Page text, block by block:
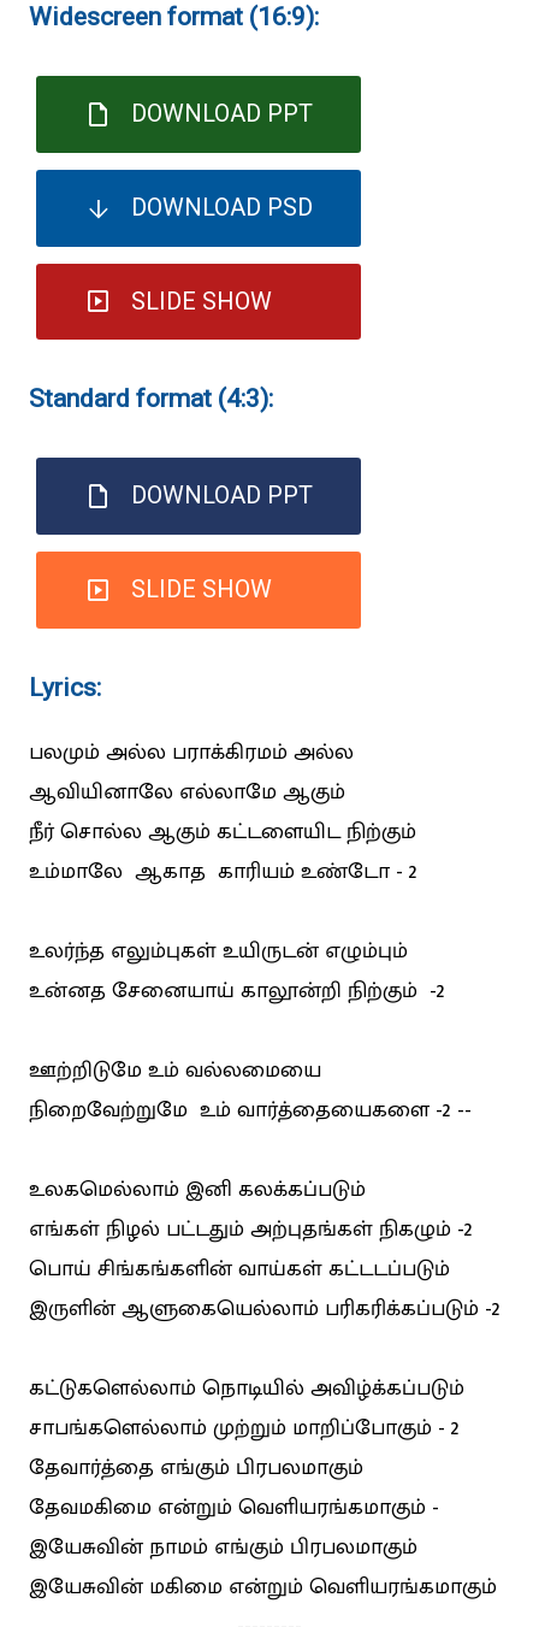
Widescreen format (16:9):
DOWNLOAD PPT
DOWNLOAD PSD
SLIDE SHOW
Standard format (4:3):
DOWNLOAD PPT
SLIDE SHOW
Lyrics:
பலமும் அல்ல‌ பராக்கிரமம் அல்ல
ஆவியினாலே எல்லாமே ஆகும்
நீர் சொல்ல ஆகும் கட்டளையிட நிற்கும்
உம்மாலே ஆகாத காரியம் உண்டோ - 2
உலர்ந்த எலும்புகள் உயிருடன் எழும்பும்
உன்னத சேனையாய் காலூன்றி நிற்கும் -2
ஊற்றிடுமே உம் வல்லமையை
நிறைவேற்றுமே உம்‌ வார்த்தையைகளை -2 --
உலகமெல்லாம் இனி கலக்கப்படும்
எங்கள் நிழல் பட்டதும் அற்புதங்கள் நிகழும் -2
பொய் சிங்கங்களின் வாய்கள் கட்டடப்படும்
இருளின் ஆளுகையெல்லாம் பரிகரிக்கப்படும் -2
கட்டுகளெல்லாம் நொடியில் அவிழ்க்கப்படும்
சாபங்களெல்லாம் முற்றும் மாறிப்போகும் - 2
தேவார்த்தை எங்கும் பிரபலமாகும்
தேவமகிமை என்றும் வெளியரங்கமாகும் -
இயேசுவின் நாமம் எங்கும் பிரபலமாகும்
இயேசுவின் மகிமை என்றும் வெளியரங்கமாகும்